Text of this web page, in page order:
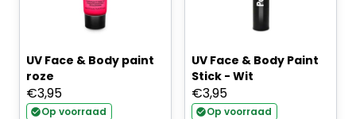
UV Face & Body paint
roze
€3,95
Op voorraad
UV Face & Body Paint
Stick - Wit
€3,95
Op voorraad